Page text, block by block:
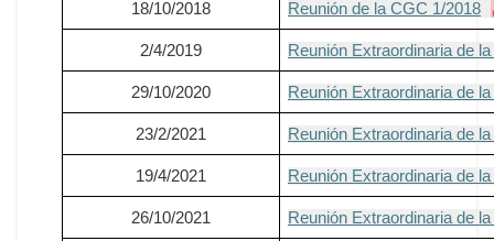
18/10/2018 Reunión de la CGC 1/2018
2/4/2019 Reunión Extraordinaria de
29/10/2020 Reunión Extraordinaria de
23/2/2021 Reunión Extraordinaria de
19/4/2021 Reunión Extraordinaria de
26/10/2021 Reunión Extraordinaria de